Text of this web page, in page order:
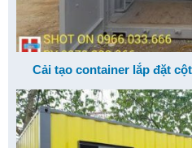
Cải tạo container lắp đặt